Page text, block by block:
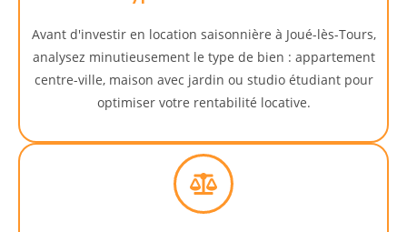
Avant d'investir en location saisonnière à Joué-lès-Tours,
analysez minutieusement le type de bien : appartement
centre-ville, maison avec jardin ou studio étudiant pour
optimiser votre rentabilité locative.